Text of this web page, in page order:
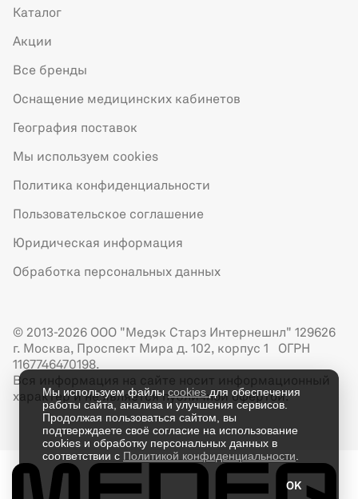
Каталог
Акции
Все бренды
Оснащение медицинских кабинетов
География поставок
Мы используем cookies
Политика конфиденциальности
Пользовательское соглашение
Юридическая информация
Обработка персональных данных
© 2013-2026 ООО "Медэк Старз Интернешнл" 129626
г. Москва, Проспект Мира д. 102, корпус 1 ОГРН
1167746470198.
Вся информация на сайте носит информационный
характер и не является публичной офертой.
Мы используем файлыcookies для обеспечения
работы сайта, анализа и улучшения сервисов.
Продолжая пользоваться сайтом, вы
подтверждаете своё согласие на использование
cookies и обработку персональных данных в
соответствии с Политикой конфиденциальности
OK